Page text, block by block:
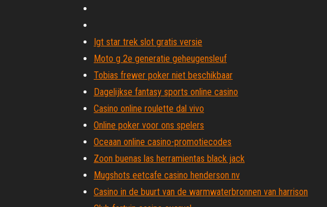
Igt star trek slot gratis versie
Moto g 2e generatie geheugensleuf
Tobias frewer poker niet beschikbaar
Dagelijkse fantasy sports online casino
Casino online roulette dal vivo
Online poker voor ons spelers
Oceaan online casino-promotiecodes
Zoon buenas las herramientas black jack
Mugshots eetcafe casino henderson nv
Casino in de buurt van de warmwaterbronnen van harrison